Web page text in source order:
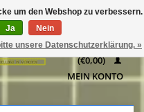
WARENKORB
(€0,00)
MEIN KONTO
um den Webshop zu verbessern.
Ja
Nein
unsere Datenschutzerklärung. »